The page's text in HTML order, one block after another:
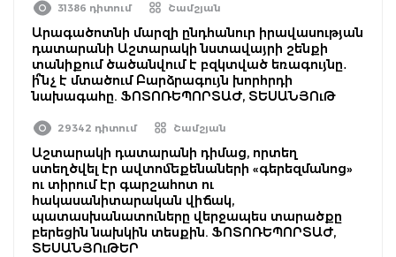
31386 դիտում Շամշյան
Արագածոտնի մարզի ընդհանուր իրավասության
դատարանի Աշտարակի նստավայրի շենքի
տանիքում ծածանվում է բզկտված եռագույնը․
ի՞նչ է մտածում Բարձրագույն խորհրդի
նախագահը. ՖՈՏՈՌԵՊՈՐՏԱԺ, ՏԵՍԱՆՅՈւԹ
29342 դիտում Շամշյան
Աշտարակի դատարանի դիմաց, որտեղ
ստեղծվել էր ավտոմեքենաների «գերեզմանոց»
ու տիրում էր գարշահոտ ու
հակասանիտարական վիճակ,
պատասխանատուները վերջապես տարածքը
բերեցին նախկին տեսքին. ՖՈՏՈՌԵՊՈՐՏԱԺ,
ՏԵՍԱՆՅՈւԹԵՐ